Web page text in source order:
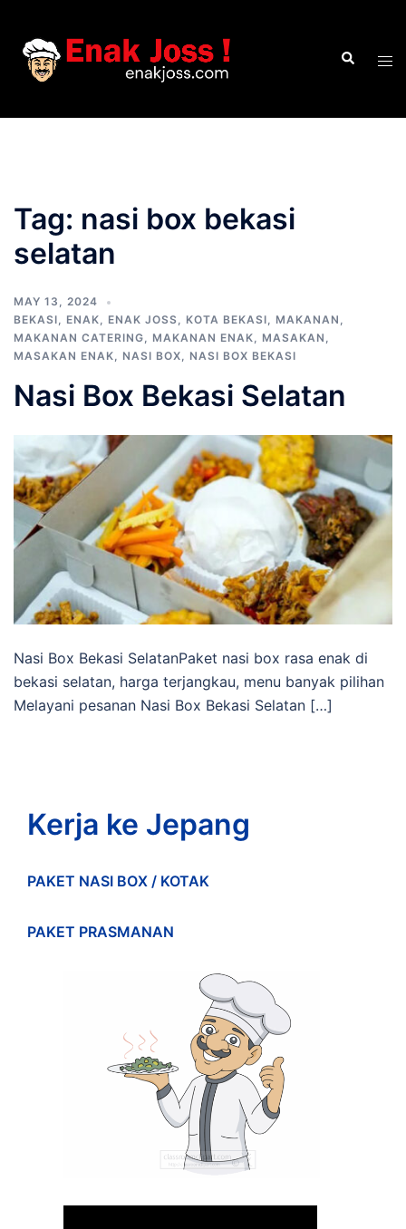
content
Search
Tag: nasi box bekasi
selatan
MAY 13, 2024
BEKASI, ENAK, ENAK JOSS, KOTA BEKASI, MAKANAN ,
MAKANAN CATERING, MAKANAN ENAK, MASAKAN ,
MASAKAN ENAK, NASI BOX, NASI BOX BEKASI
Nasi Box Bekasi Selatan
Nasi Box Bekasi SelatanPaket nasi box rasa enak di
bekasi selatan, harga terjangkau, menu banyak pilihan
Melayani pesanan Nasi Box Bekasi Selatan […]
Kerja ke Jepang
PAKET NASI BOX / KOTAK
PAKET PRASMANAN